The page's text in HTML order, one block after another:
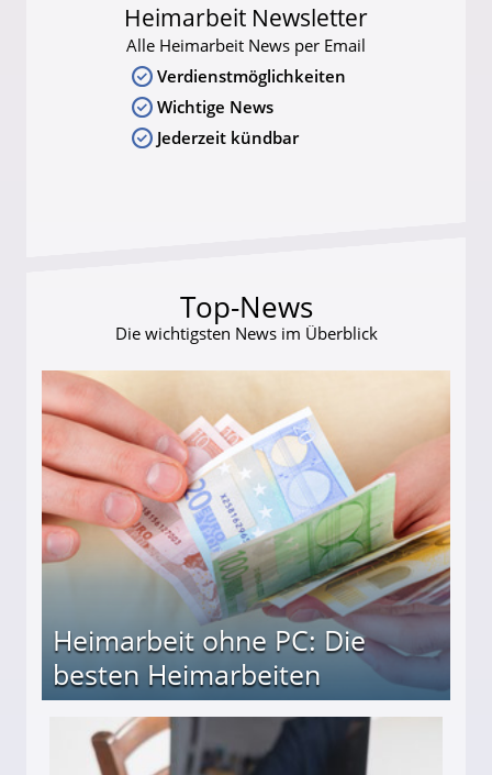
Heimarbeit Newsletter
Alle Heimarbeit News per Email
Verdienstmöglichkeiten
Wichtige News
Jederzeit kündbar
Top-News
Die wichtigsten News im Überblick
Heimarbeit ohne PC: Die
besten Heimarbeiten